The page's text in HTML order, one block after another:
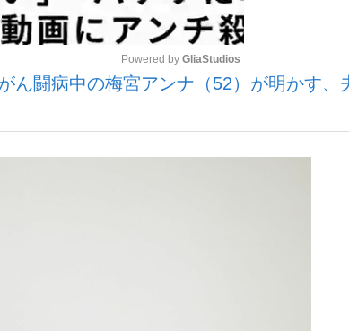
「クマが悪者扱いされているのが悲し
Powered by GliaStudios
ん闘病中の梅宮アンナ（52）が明かす、